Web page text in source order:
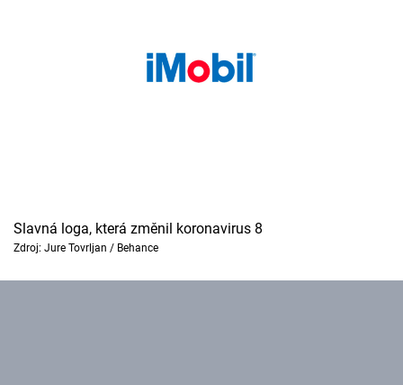
Slavná loga, která změnil koronavirus 8
Zdroj: Jure Tovrljan / Behance